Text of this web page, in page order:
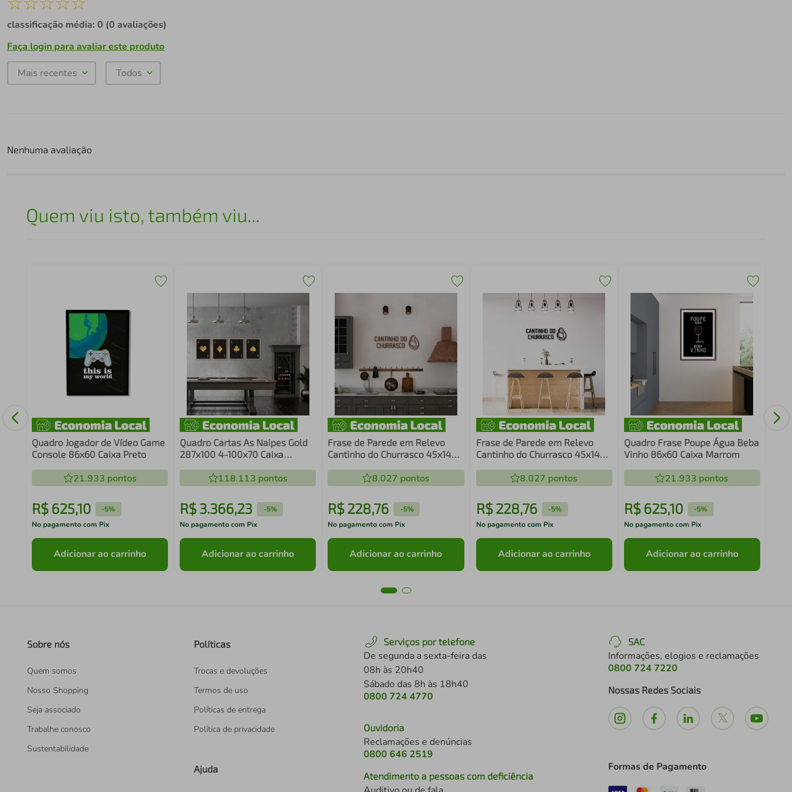
classificação média: 0 (0 avaliações)
Faça login para avaliar este produto
Mais recentes Todos
Nenhuma avaliação
Quem viu isto, também viu...
Quadro Jogador de Vídeo Game
Console 86x60 Caixa Preto
21.933 pontos
R$ 625,10 -5%
No pagamento com Pix
Adicionar ao carrinho
Quadro Cartas As Naipes Gold
287x100 4-100x70 Caixa
118.113 pontos
R$ 3.366,23 -5%
No pagamento com Pix
Adicionar ao carrinho
Frase de Parede em Relevo
Cantinho do Churrasco 45x14
8.027 pontos
R$228,76 -5%
No pagamento com Pix
Adicionar ao carrinho
Frase de Parede em Relevo
Cantinho do Churrasco 45x14
8.027 pontos
R$ 228,76 -5%
No pagamento com Pix
Adicionar ao carrinho
Quadro Frase Poupe Água Beba
Vinho 86x60 Caixa Marrom
21.933 pontos
R$ 625,10 -5%
No pagamento com Pix
Adicionar ao carrinho
Sobre nós
Quem somos
Nosso Shopping
Seja associado
Trabalhe conosco
Sustentabilidade
Políticas
Trocas e devoluções
Termos de uso
Políticas de entrega
Política de privacidade
Ajuda
Serviços por telefone
De segunda a sexta-feira das
08h às 20h40
Sábado das 8h às 18h40
0800 724 4770
Ouvidoria
Reclamações e denúncias
0800 646 2519
Atendimento a pessoas com deficiência
SAC
Informações, elogios e reclamações
0800 724 7220
Nossas Redes Sociais
Formas de Pagamento